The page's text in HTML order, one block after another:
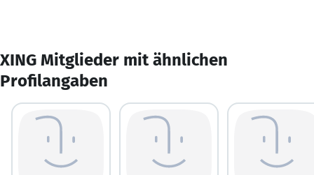
XING Mitglieder mit ähnlichen
Profilangaben